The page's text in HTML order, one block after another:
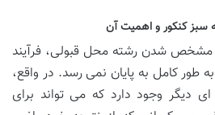
سبز کنکور و اهمیت آن
مشخص شدن رشته محل قبولی، فرآیند
طور کامل به پایان نمی رسد. در واقع،
دیگر وجود دارد که می تواند برای